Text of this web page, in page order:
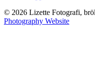
© 2026 Lizette Fotografi,
Photography Website